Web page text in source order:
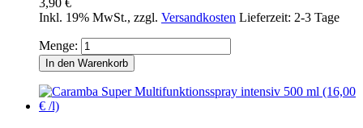
Inkl. 19% MwSt., zzgl. Versandkosten Lieferzeit: 2-3 Tage
Menge:
In den Warenkorb